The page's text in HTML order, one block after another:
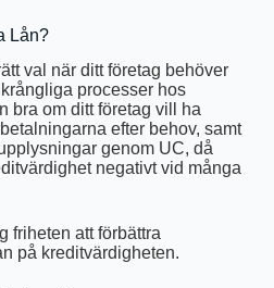
Lån?
val när ditt företag behöver
processer hos
bra om ditt företag vill ha
efter behov, samt
genom UC, då
negativt vid många
friheten att förbättra
på kreditvärdigheten.